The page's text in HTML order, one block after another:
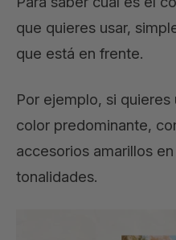
que quieres usar,
que está en frente.
Por ejemplo, si
color predominante,
accesorios amarillos
tonalidades.